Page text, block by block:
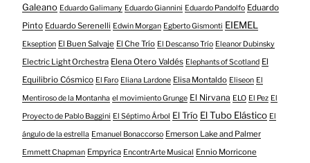
Galeano Eduardo Galimany Eduardo Giannini Eduardo Pandolfo Eduardo
Pinto Eduardo Serenelli Edwin Morgan Egberto Gismonti EIEMEL
Ekseption El Buen Salvaje El Che Trío El Descanso Trío Eleanor Dubinsky
Electric Light Orchestra Elena Otero Valdés Elephants of Scotland El
Equilibrio Cósmico El Faro Eliana Lardone Elisa Montaldo Eliseon El
Mentiroso de la Montanha el movimiento Grunge El Nirvana ELO El Pez El
Proyecto de Pablo Baggini El Séptimo Árbol El Trío El Tubo Elástico El
ángulo de la estrella Emanuel Bonaccorso Emerson Lake and Palmer
Emmett Chapman Empyrica EncontrArte Musical Ennio Morricone